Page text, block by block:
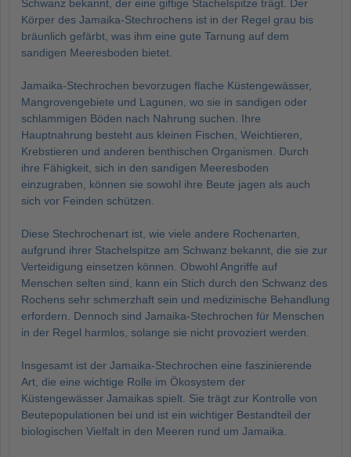
Schwanz bekannt, der eine giftige Stachelspitze trägt. Der
Körper des Jamaika-Stechrochens ist in der Regel grau bis
bräunlich gefärbt, was ihm eine gute Tarnung auf dem
sandigen Meeresboden bietet.
Jamaika-Stechrochen bevorzugen flache Küstengewässer,
Mangrovengebiete und Lagunen, wo sie in sandigen oder
schlammigen Böden nach Nahrung suchen. Ihre
Hauptnahrung besteht aus kleinen Fischen, Weichtieren,
Krebstieren und anderen benthischen Organismen. Durch
ihre Fähigkeit, sich in den sandigen Meeresboden
einzugraben, können sie sowohl ihre Beute jagen als auch
sich vor Feinden schützen.
Diese Stechrochenart ist, wie viele andere Rochenarten,
aufgrund ihrer Stachelspitze am Schwanz bekannt, die sie zur
Verteidigung einsetzen können. Obwohl Angriffe auf
Menschen selten sind, kann ein Stich durch den Schwanz des
Rochens sehr schmerzhaft sein und medizinische Behandlung
erfordern. Dennoch sind Jamaika-Stechrochen für Menschen
in der Regel harmlos, solange sie nicht provoziert werden.
Insgesamt ist der Jamaika-Stechrochen eine faszinierende
Art, die eine wichtige Rolle im Ökosystem der
Küstengewässer Jamaikas spielt. Sie trägt zur Kontrolle von
Beutepopulationen bei und ist ein wichtiger Bestandteil der
biologischen Vielfalt in den Meeren rund um Jamaika.